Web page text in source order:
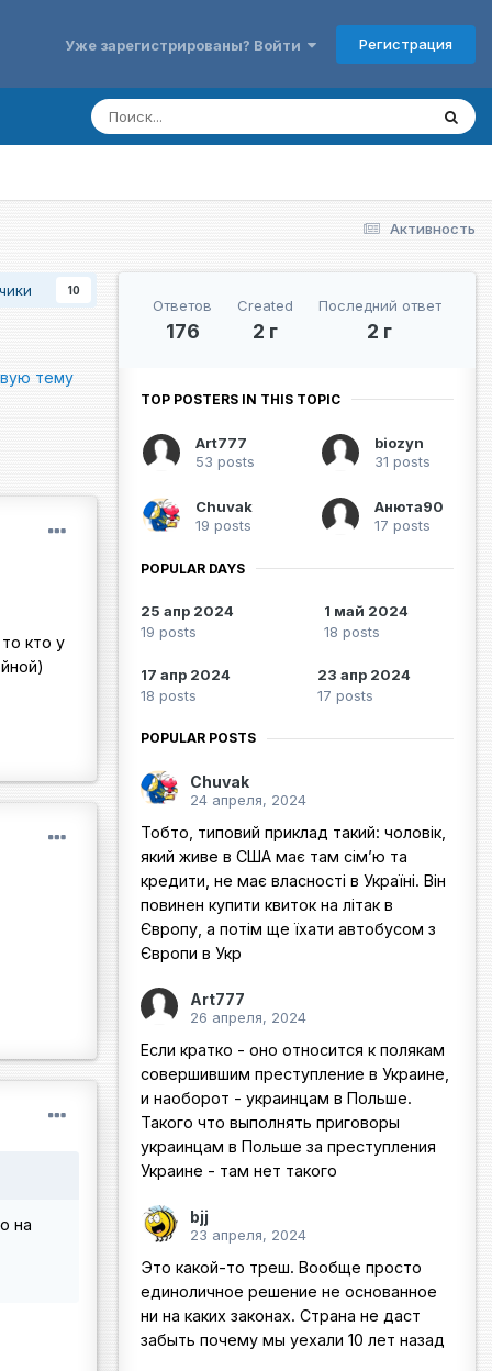
Уже зарегистрированы? Войти Регистрация
Активность
10
тему
кто у
на
Ответов
176
Created
2 г
Последний ответ
2 г
TOP POSTERS IN THIS TOPIC
Art777
53 posts
biozyn
31 posts
Chuvak
19 posts
Анюта90
17 posts
POPULAR DAYS
25 апр 2024
19 posts
1 май 2024
18 posts
17 апр 2024
18 posts
23 апр 2024
17 posts
POPULAR POSTS
Chuvak
24 апреля, 2024
Тобто, типовий приклад такий: чоловік,
який живе в США має там сім’ю та
кредити, не має власності в Україні. Він
повинен купити квиток на літак в
Європу, а потім ще їхати автобусом з
Європи в Укр
Art777
26 апреля, 2024
Если кратко - оно относится к полякам
совершившим преступление в Украине,
и наоборот - украинцам в Польше.
Такого что выполнять приговоры
украинцам в Польше за преступления
Украине - там нет такого
bjj
23 апреля, 2024
Это какой-то треш. Вообще просто
единоличное решение не основанное
ни на каких законах. Страна не даст
забыть почему мы уехали 10 лет назад